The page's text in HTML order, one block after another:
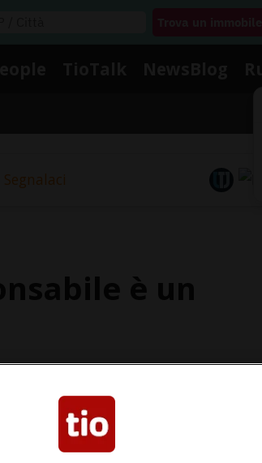
Segnalaci
del deputato Matteo